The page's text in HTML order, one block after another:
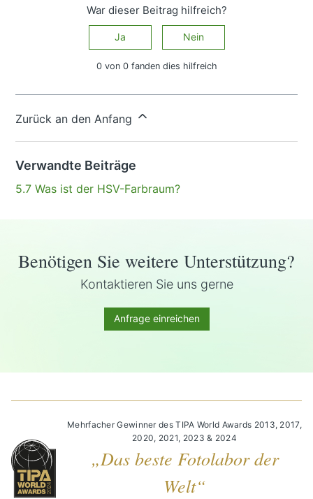
War dieser Beitrag hilfreich?
Ja Nein
0 von 0 fanden dies hilfreich
Zurück an den Anfang
Verwandte Beiträge
5.7 Was ist der HSV-Farbraum?
Benötigen Sie weitere Unterstützung?
Kontaktieren Sie uns gerne
Anfrage einreichen
Mehrfacher Gewinner des TIPA World Awards 2013, 2017,
2020, 2021, 2023 & 2024
„Das beste Fotolabor der
Welt“